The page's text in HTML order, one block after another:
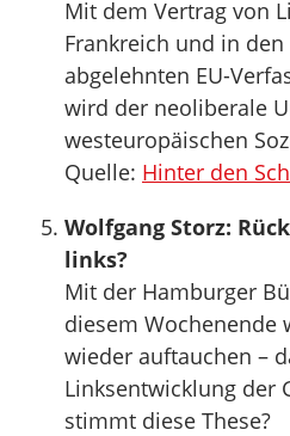
Mit dem Vertrag von
Frankreich und in
abgelehnten EU-
wird der neoliberale
westeuropäischen
Quelle: Hinter den
Wolfgang Storz:
links?
Mit der Hamburger
diesem Wochenende
wieder auftauchen –
Linksentwicklung der
stimmt diese These?